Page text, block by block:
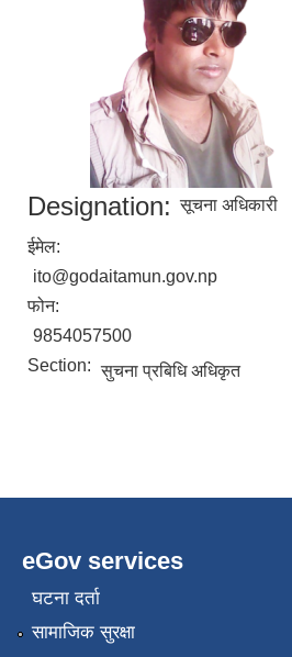
Designation: सूचना अधिकारी
ईमेल:
ito@godaitamun.gov.np
फोन:
9854057500
Section: सुचना प्रबिधि अधिकृत
eGov services
घटना दर्ता
सामाजिक सुरक्षा